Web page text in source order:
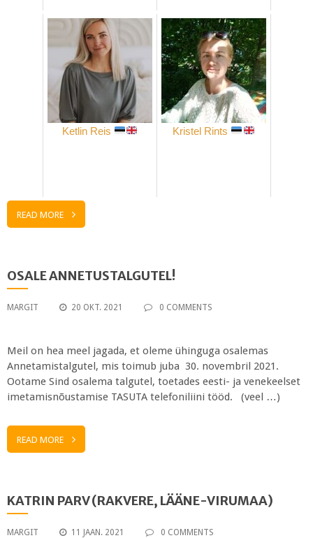
Ketlin Reis Kristel Rints
READ MORE
OSALE ANNETUSTALGUTEL!
MARGIT 20 OKT. 2021 0 COMMENTS
Meil on hea meel jagada, et oleme ühinguga osalemas
Annetamistalgutel, mis toimub juba 30. novembril 2021.
Ootame Sind osalema talgutel, toetades eesti- ja venekeelset
imetamisnõustamise TASUTA telefoniliini tööd. (veel …)
READ MORE
KATRIN PARV (RAKVERE, LÄÄNE-VIRUMAA)
MARGIT 11 JAAN. 2021 0 COMMENTS